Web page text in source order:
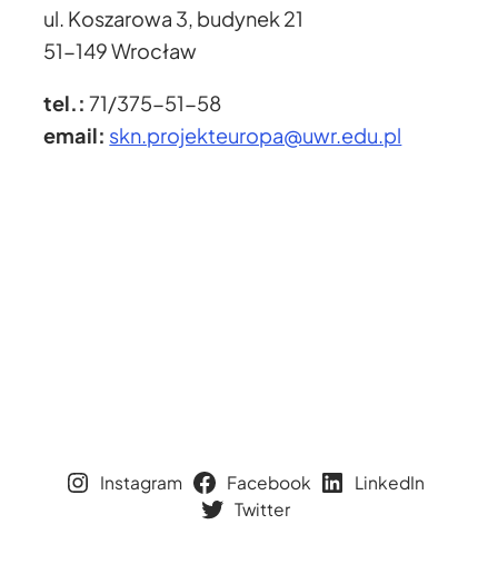
ul. Koszarowa 3, budynek 21
51-149 Wrocław
tel.: 71/375-51-58
email: skn.projekteuropa@uwr.edu.pl
Instagram Facebook
LinkedIn
Twitter